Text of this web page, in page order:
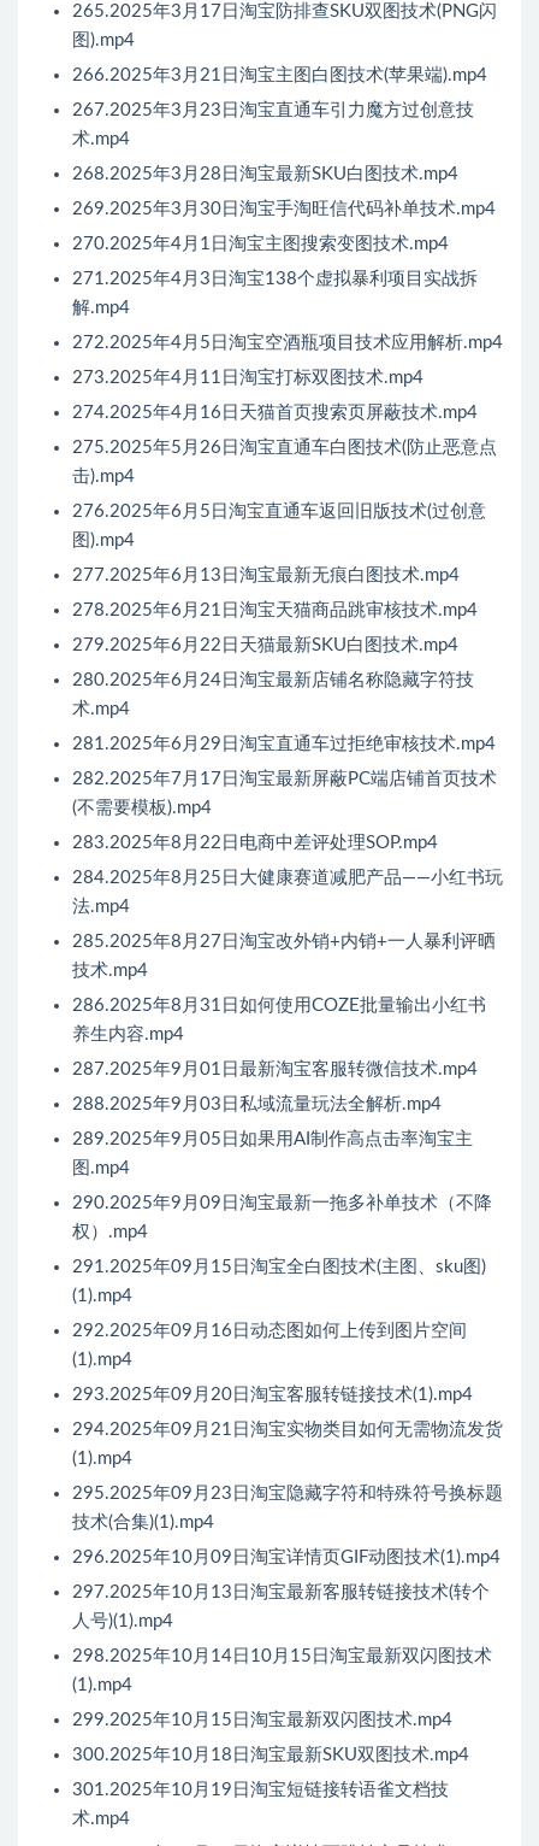
265.2025年3月17日淘宝防排查SKU双图技术(PNG闪
图).mp4
266.2025年3月21日淘宝主图白图技术(苹果端).mp4
267.2025年3月23日淘宝直通车引力魔方过创意技
术.mp4
268.2025年3月28日淘宝最新SKU白图技术.mp4
269.2025年3月30日淘宝手淘旺信代码补单技术.mp4
270.2025年4月1日淘宝主图搜索变图技术.mp4
271.2025年4月3日淘宝138个虚拟暴利项目实战拆
解.mp4
272.2025年4月5日淘宝空酒瓶项目技术应用解析.mp4
273.2025年4月11日淘宝打标双图技术.mp4
274.2025年4月16日天猫首页搜索页屏蔽技术.mp4
275.2025年5月26日淘宝直通车白图技术(防止恶意点
击).mp4
276.2025年6月5日淘宝直通车返回旧版技术(过创意
图).mp4
277.2025年6月13日淘宝最新无痕白图技术.mp4
278.2025年6月21日淘宝天猫商品跳审核技术.mp4
279.2025年6月22日天猫最新SKU白图技术.mp4
280.2025年6月24日淘宝最新店铺名称隐藏字符技
术.mp4
281.2025年6月29日淘宝直通车过拒绝审核技术.mp4
282.2025年7月17日淘宝最新屏蔽PC端店铺首页技术
(不需要模板).mp4
283.2025年8月22日电商中差评处理SOP.mp4
284.2025年8月25日大健康赛道减肥产品——小红书玩
法.mp4
285.2025年8月27日淘宝改外销+内销+一人暴利评晒
技术.mp4
286.2025年8月31日如何使用COZE批量输出小红书
养生内容.mp4
287.2025年9月01日最新淘宝客服转微信技术.mp4
288.2025年9月03日私域流量玩法全解析.mp4
289.2025年9月05日如果用AI制作高点击率淘宝主
图.mp4
290.2025年9月09日淘宝最新一拖多补单技术（不降
权）.mp4
291.2025年09月15日淘宝全白图技术(主图、sku图)
(1).mp4
292.2025年09月16日动态图如何上传到图片空间
(1).mp4
293.2025年09月20日淘宝客服转链接技术(1).mp4
294.2025年09月21日淘宝实物类目如何无需物流发货
(1).mp4
295.2025年09月23日淘宝隐藏字符和特殊符号换标题
技术(合集)(1).mp4
296.2025年10月09日淘宝详情页GIF动图技术(1).mp4
297.2025年10月13日淘宝最新客服转链接技术(转个
人号)(1).mp4
298.2025年10月14日10月15日淘宝最新双闪图技术
(1).mp4
299.2025年10月15日淘宝最新双闪图技术.mp4
300.2025年10月18日淘宝最新SKU双图技术.mp4
301.2025年10月19日淘宝短链接转语雀文档技
术.mp4